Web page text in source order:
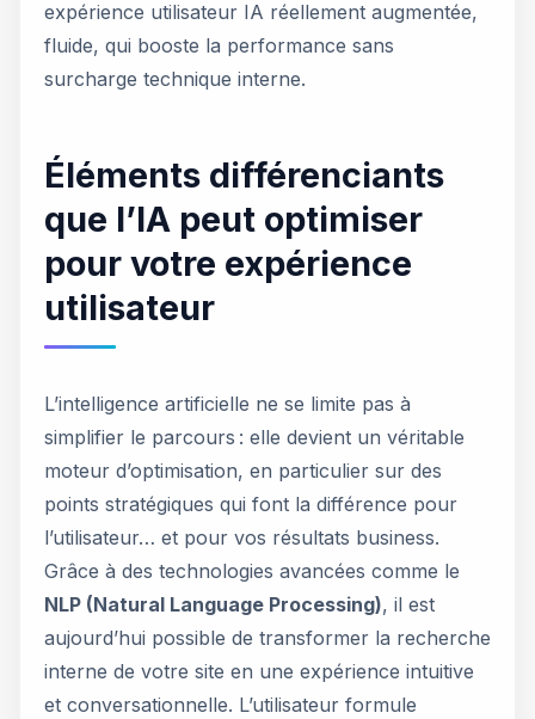
expérience utilisateur IA réellement augmentée,
fluide, qui booste la performance sans
surcharge technique interne.
Éléments différenciants
que l’IA peut optimiser
pour votre expérience
utilisateur
L’intelligence artificielle ne se limite pas à
simplifier le parcours : elle devient un véritable
moteur d’optimisation, en particulier sur des
points stratégiques qui font la différence pour
l’utilisateur… et pour vos résultats business.
Grâce à des technologies avancées comme le
NLP (Natural Language Processing), il est
aujourd’hui possible de transformer la recherche
interne de votre site en une expérience intuitive
et conversationnelle. L’utilisateur formule